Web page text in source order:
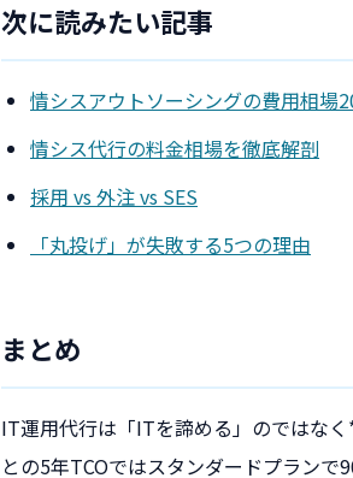
次に読みたい記事
情シスアウトソーシングの費用相場
情シス代行の料金相場を徹底解剖
採用 vs 外注 vs SES
「丸投げ」が失敗する5つの理由
まとめ
IT運用代行は「ITを諦める」のではな
との5年TCOではスタンダードプラン